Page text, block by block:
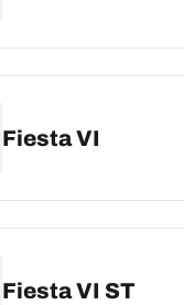
Fiesta VI
Fiesta VI ST